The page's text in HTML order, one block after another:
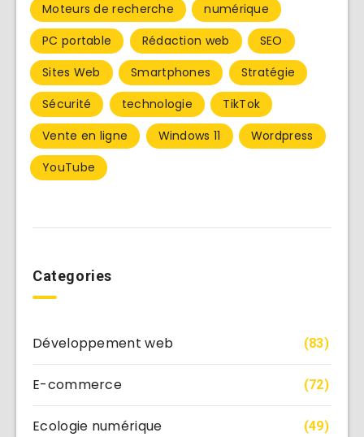
Moteurs de recherche
numérique
PC portable
Rédaction web
SEO
Sites Web
Smartphones
Stratégie
Sécurité
technologie
TikTok
Vente en ligne
Windows 11
Wordpress
YouTube
Categories
Développement web (83)
E-commerce (72)
Ecologie numérique (49)